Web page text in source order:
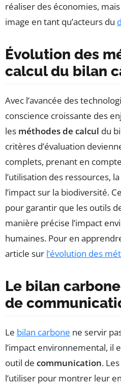
réaliser des économies,
image en tant qu’acteurs du
Évolution des
calcul du bilan
Avec l’avancée des
conscience croissante des
les méthodes de calcul du
critères d’évaluation
complets, prenant en
l’utilisation des ressources,
l’impact sur la biodiversité.
pour garantir que les outils
manière précise l’impact
humaines. Pour en
article sur l’évolution des
Le bilan
de
Le bilan carbone ne servir
l’impact environnemental, il
outil de communication.
l’utiliser pour montrer leur